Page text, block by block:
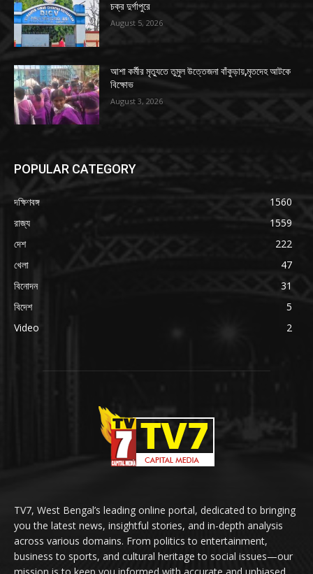
চক্র দুর্গাপুরে
August 5, 2026
আশা কর্মীর মৃত্যুতে তুমুল উত্তেজনা বাঁকুড়ায়,মৃতদেহ আটকে
বিক্ষোভ
August 3, 2026
POPULAR CATEGORY
দক্ষিণবঙ্গ
1560
রাজ্য
1559
দেশ
222
খেলা
47
বিনোদন
31
বিদেশ
5
Video
2
TV7, West Bengal’s leading online portal, dedicated to bringing
you the latest news, insightful stories, and in-depth analysis
across various domains. From politics to entertainment,
business to sports, and cultural heritage to social issues—our